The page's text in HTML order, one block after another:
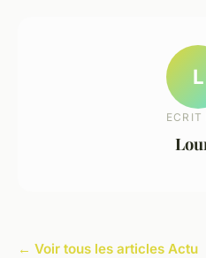
L
ECRIT
← Voir tous les articles Actu